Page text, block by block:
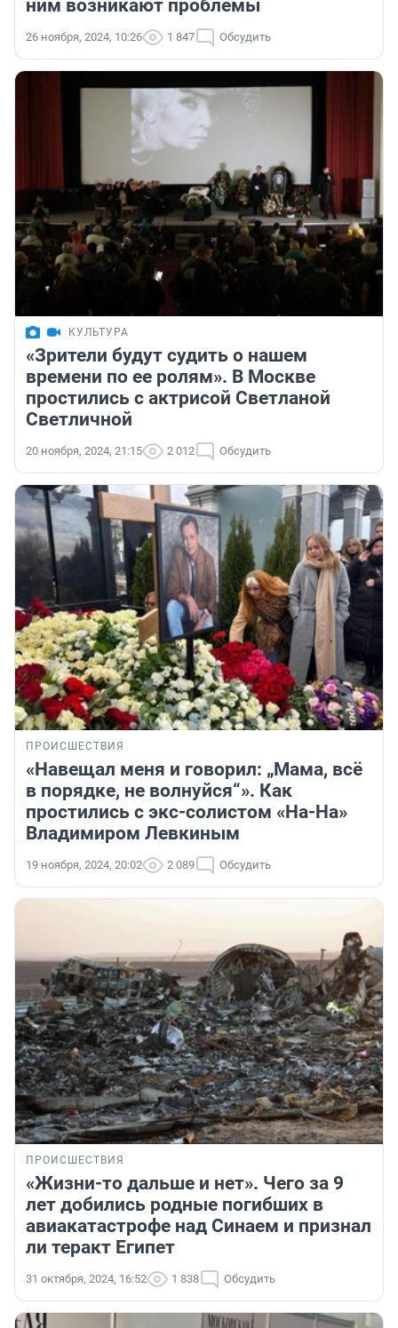
ним возникают проблемы
26 ноября, 2024, 10:26 1 847 Обсудить
КУЛЬТУРА
«Зрители будут судить о нашем
времени по ее ролям». В Москве
простились с актрисой Светланой
Светличной
20 ноября, 2024, 21:15 2 012 Обсудить
ПРОИСШЕСТВИЯ
«Навещал меня и говорил: „Мама, всё
в порядке, не волнуйся“». Как
простились с экс-солистом «На-На»
Владимиром Левкиным
19 ноября, 2024, 20:02 2 089 Обсудить
ПРОИСШЕСТВИЯ
«Жизни-то дальше и нет». Чего за 9
лет добились родные погибших в
авиакатастрофе над Синаем и признал
ли теракт Египет
31 октября, 2024, 16:52 1 838 Обсудить